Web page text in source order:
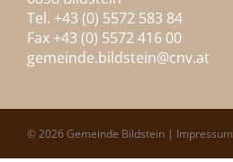
Tel. +43 (0) 5572 583 84
Fax +43 (0) 5572 416 00
gemeinde.bildstein@cnv.at
© 2026 Gemeinde Bildstein | Impressum